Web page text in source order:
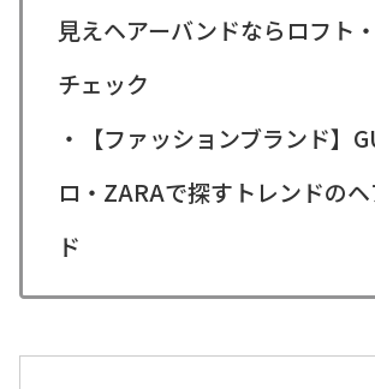
見えヘアーバンドならロフト
チェック
・【ファッションブランド】
ロ・ZARAで探すトレンドの
ド